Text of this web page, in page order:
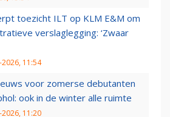
toezicht ILT op KLM E&M om
verslaglegging: ‘Zwaar
11:54
voor zomerse debutanten
ook in de winter alle ruimte
11:20